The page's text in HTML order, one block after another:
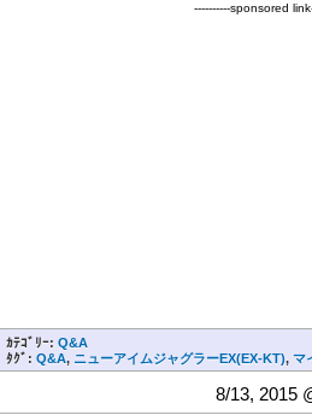
----------sponsored
ｶﾃｺﾞﾘｰ: Q&A
ﾀｸﾞ: Q&A, ニューアイムジャグラーEX(EX-KT), マ
8/13, 2015